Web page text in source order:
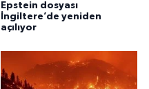
Epstein dosyası
İngiltere’de yeniden
açılıyor